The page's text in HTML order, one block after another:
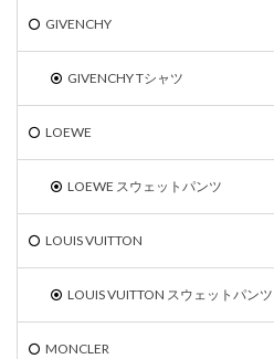
GIVENCHY
GIVENCHY Tシャツ
LOEWE
LOEWE スウェットパンツ
LOUIS VUITTON
LOUIS VUITTON スウェットパンツ
MONCLER